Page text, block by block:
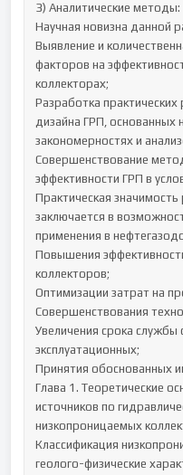
3) Аналитические методы:
Научная новизна данной
Выявление и
факторов на
коллекторах;
Разработка
дизайна ГРП, основанных
закономерностях и
Совершенствование
эффективности ГРП в
Практическая
заключается в
применения в
Повышения
коллекторов;
Оптимизации затрат на
Совершенствования
Увеличения срока службы
эксплуатационных;
Принятия обоснованных
Глава 1. Теоретические
источников по
низкопроницаемых
Классификация
геолого-физические